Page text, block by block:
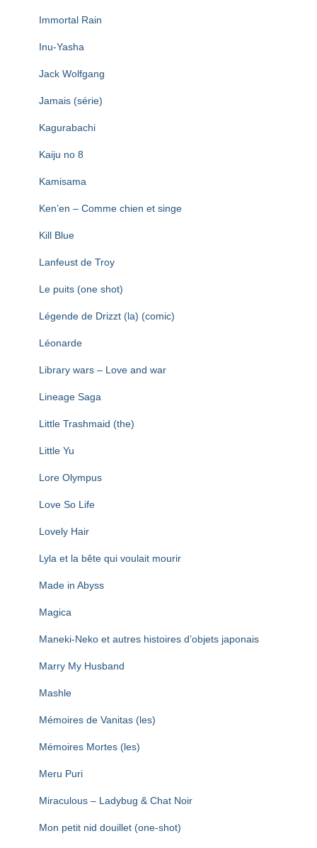
Immortal Rain
Inu-Yasha
Jack Wolfgang
Jamais (série)
Kagurabachi
Kaiju no 8
Kamisama
Ken’en – Comme chien et singe
Kill Blue
Lanfeust de Troy
Le puits (one shot)
Légende de Drizzt (la) (comic)
Léonarde
Library wars – Love and war
Lineage Saga
Little Trashmaid (the)
Little Yu
Lore Olympus
Love So Life
Lovely Hair
Lyla et la bête qui voulait mourir
Made in Abyss
Magica
Maneki-Neko et autres histoires d’objets japonais
Marry My Husband
Mashle
Mémoires de Vanitas (les)
Mémoires Mortes (les)
Meru Puri
Miraculous – Ladybug & Chat Noir
Mon petit nid douillet (one-shot)